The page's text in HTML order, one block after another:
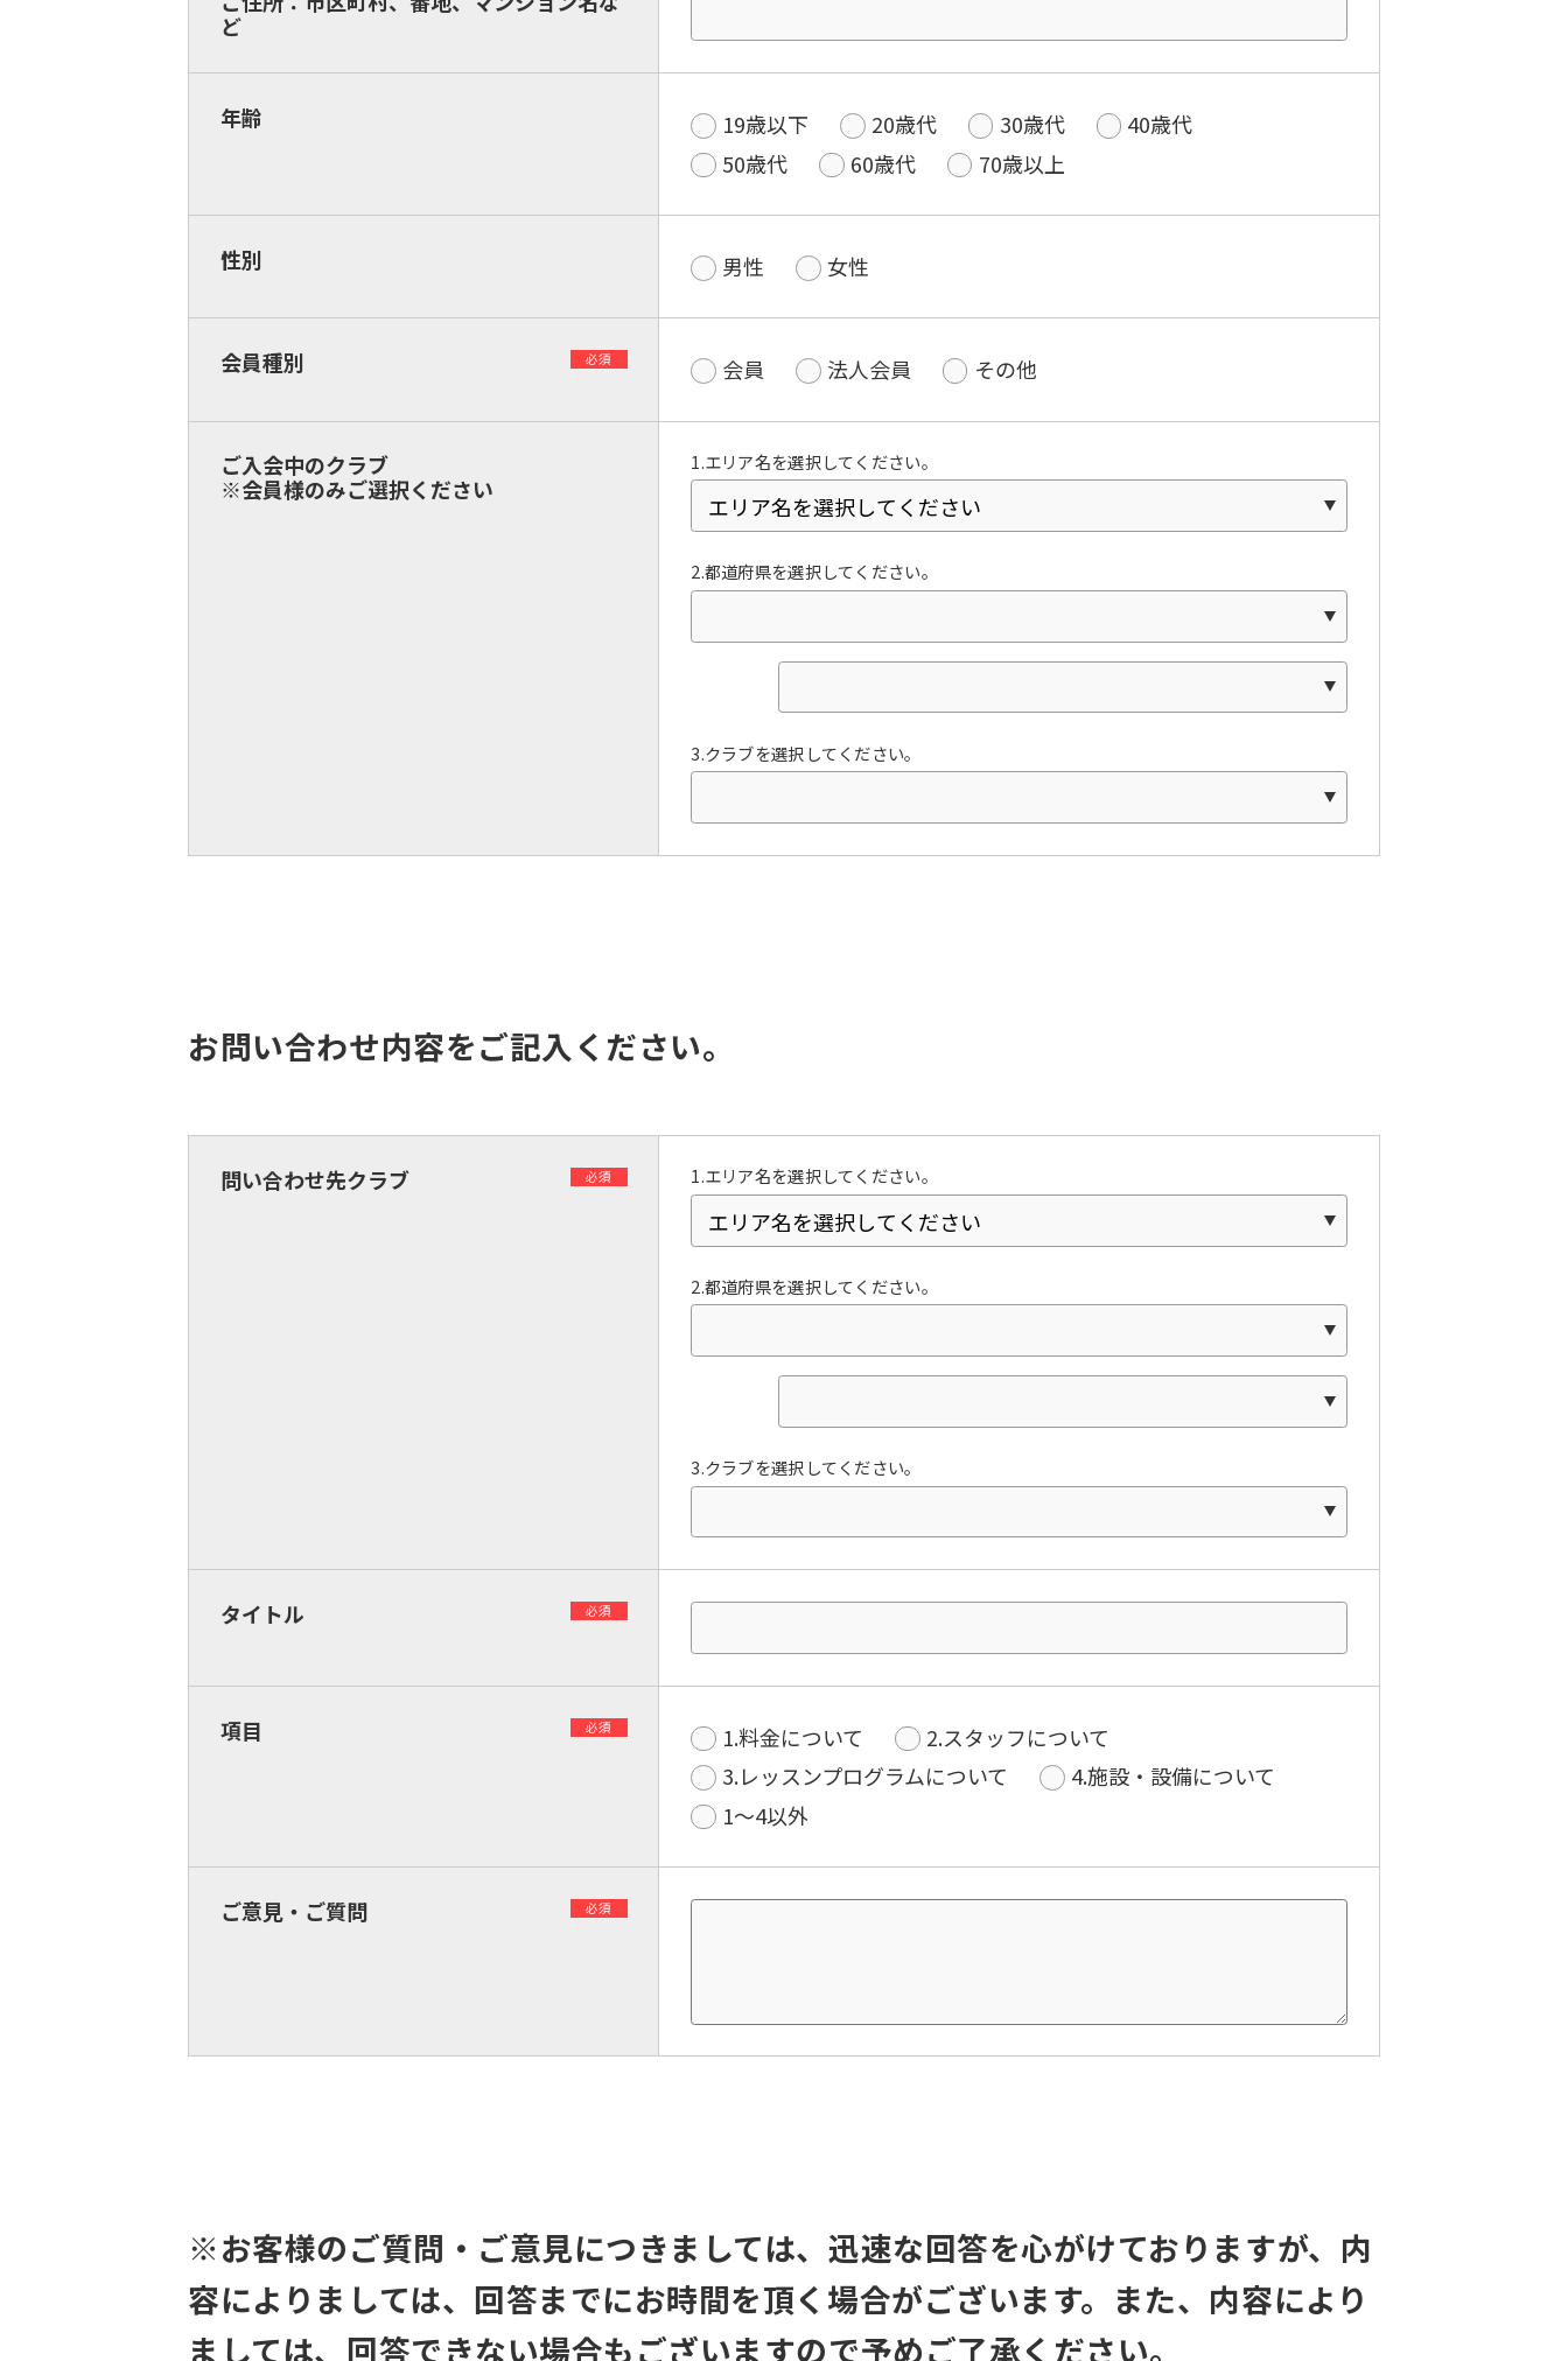
ど
年齢 19歳以下 20歳代 30歳代
40歳代
50歳代
60歳代 70歳以上
性別 男性 女性
会員種別 必須 会員 法人会員 その他
ご入会中のクラブ
※会員様のみご選択ください
1.エリア名を選択してください。
2.都道府県を選択してください。
3.クラブを選択してください。
お問い合わせ内容をご記入ください。
問い合わせ先クラブ 必須 1.エリア名を選択してください。
2.都道府県を選択してください。
3.クラブを選択してください。
タイトル 必須
項目 必須 1.料金について
2.スタッフについて
3.レッスンプログラムについて
4.施設・設備について
1〜4以外
ご意見・ご質問 必須
※お客様のご質問・ご意見につきましては、迅速な回答を心がけておりますが、内
容によりましては、回答までにお時間を頂く場合がございます。また、内容により
ましては、回答できない場合もございますので予めご了承ください。
For foreigners
automatic translation) to return to
the top page.
translation service, the Japanese